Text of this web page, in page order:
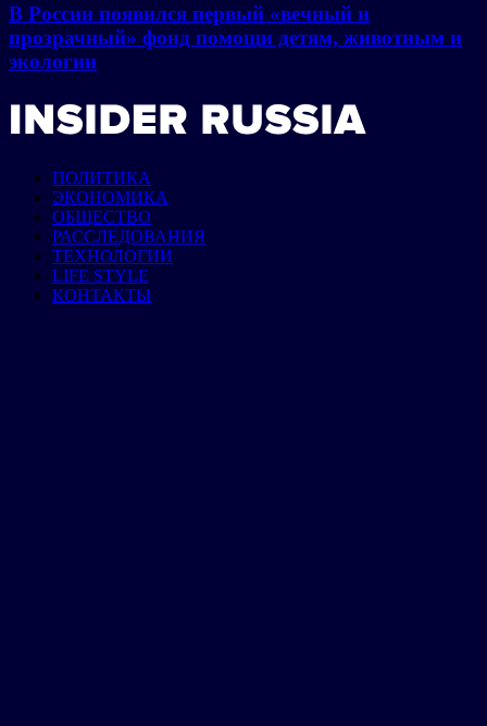
В России появился первый «вечный и
прозрачный» фонд помощи детям, животным и
экологии
ПОЛИТИКА
ЭКОНОМИКА
ОБЩЕСТВО
РАССЛЕДОВАНИЯ
ТЕХНОЛОГИИ
LIFE STYLE
КОНТАКТЫ